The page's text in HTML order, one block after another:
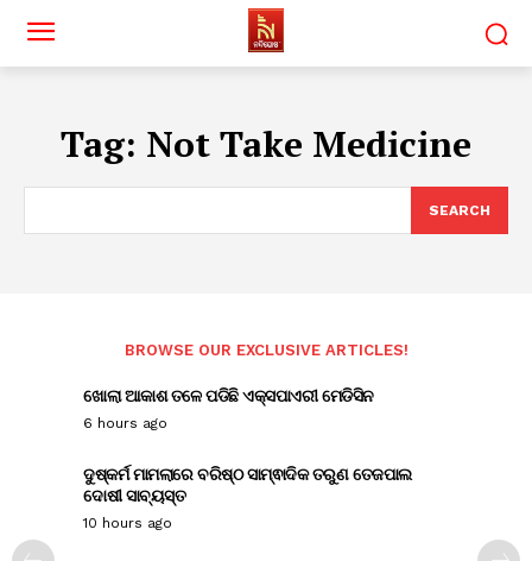
Tag: Not Take Medicine
SEARCH
BROWSE OUR EXCLUSIVE ARTICLES!
ଖୋଲା ଆକାଶ ତଳେ ପଡିଛି ଏକ୍ସପାଏରୀ ମେଡିସିନ
6 hours ago
ଦୁଷ୍କର୍ମ ମାମଲାରେ ବରିଷ୍ଠ ସାମ୍ଵାଦିକ ତରୁଣ ତେଜପାଲ
ଦୋଷୀ ସାବ୍ୟସ୍ତ
10 hours ago